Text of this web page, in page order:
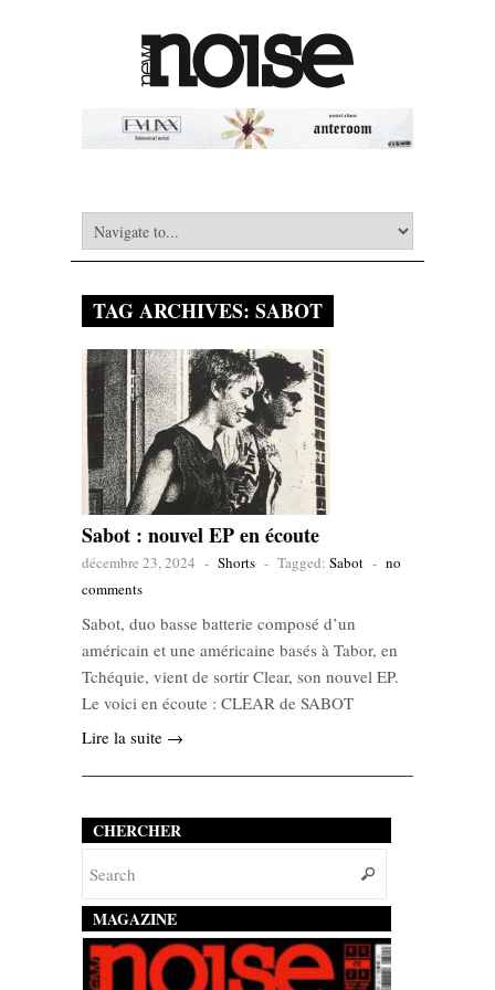
TAG ARCHIVES: SABOT
Sabot : nouvel EP en écoute
décembre 23, 2024 - Shorts - Tagged: Sabot - no
comments
Sabot, duo basse batterie composé d’un
américain et une américaine basés à Tabor, en
Tchéquie, vient de sortir Clear, son nouvel EP.
Le voici en écoute : CLEAR de SABOT
Lire la suite →
CHERCHER
MAGAZINE